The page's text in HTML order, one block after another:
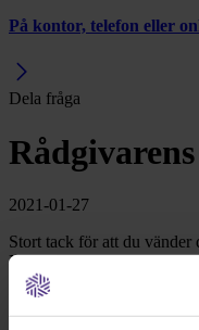
På kontor, telefon eller
Dela fråga
2021-01-27
Stort tack för att du
Nedan kommer en
vidare i din situation. Jag
stöd ur